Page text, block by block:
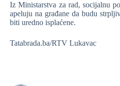
Iz Ministarstva za rad, socijalnu
apeluju na građane da budu
biti uredno isplaćene.
Tatabrada.ba/RTV Lukavac